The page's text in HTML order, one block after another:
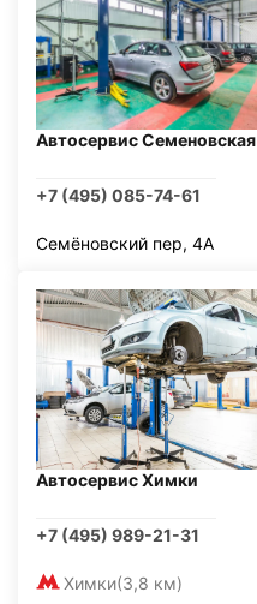
Автосервис Семеновская
+7 (495) 085-74-61
Семёновский пер, 4А
Автосервис Химки
+7 (495) 989-21-31
Химки(3,8 км)